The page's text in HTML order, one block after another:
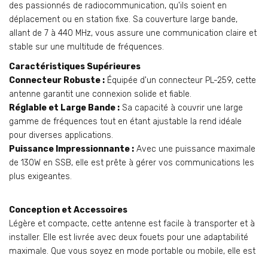
des passionnés de radiocommunication, qu'ils soient en
déplacement ou en station fixe. Sa couverture large bande,
allant de 7 à 440 MHz, vous assure une communication claire et
stable sur une multitude de fréquences.
Caractéristiques Supérieures
Connecteur Robuste : Équipée d'un connecteur PL-259, cette
antenne garantit une connexion solide et fiable.
Réglable et Large Bande : Sa capacité à couvrir une large
gamme de fréquences tout en étant ajustable la rend idéale
pour diverses applications.
Puissance Impressionnante : Avec une puissance maximale
de 130W en SSB, elle est prête à gérer vos communications les
plus exigeantes.
Conception et Accessoires
Légère et compacte, cette antenne est facile à transporter et à
installer. Elle est livrée avec deux fouets pour une adaptabilité
maximale. Que vous soyez en mode portable ou mobile, elle est